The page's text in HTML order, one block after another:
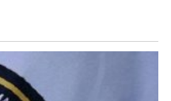
медицински извештај
медицинска
компании и да